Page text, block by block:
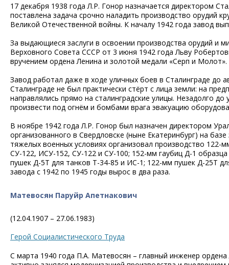
17 декабря 1938 года Л.Р. Гонор назначается директором
поставлена задача срочно наладить производство орудий
Великой Отечественной войны. К началу 1942 года завод
За выдающиеся заслуги в освоении производства орудий и
Верховного Совета СССР от 3 июня 1942 года Льву
вручением ордена Ленина и золотой медали «Серп и Молот».
Завод работал даже в ходе уличных боев в Сталинграде до
Сталинграде не был практически стёрт с лица земли: на
направлялись прямо на сталинградские улицы. Незадолго
произвести под огнём и бомбами врага эвакуацию
В ноябре 1942 года Л.Р. Гонор был назначен директором
организованного в Свердловске (ныне Екатеринбург) на
тяжелых военных условиях организовал производство 122-
СУ-122, ИСУ-152, СУ-122 и СУ-100; 152-мм гаубиц Д-1
пушек Д-5Т для танков Т-34-85 и ИС-1; 122-мм пушек Д-25Т
завода с 1942 по 1945 годы вырос в два раза.
Матевосян Паруйр Апетнакович
(12.04.1907 – 27.06.1983)
Герой Социалистического Труда
С марта 1940 года П.А. Матевосян – главный инженер